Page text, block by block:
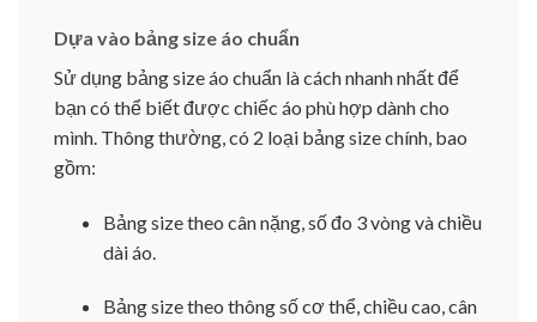
Dựa vào bảng size áo chuẩn
Sử dụng bảng size áo chuẩn là cách nhanh nhất để
bạn có thể biết được chiếc áo phù hợp dành cho
mình. Thông thường, có 2 loại bảng size chính, bao
gồm:
Bảng size theo cân nặng, số đo 3 vòng và chiều
dài áo.
Bảng size theo thông số cơ thể, chiều cao, cân